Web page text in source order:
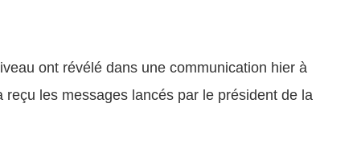
ont révélé dans une communication hier à
les messages lancés par le président de la